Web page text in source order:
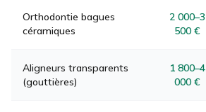
Orthodontie bagues
céramiques
2 000–3
500 €
Aligneurs transparents
(gouttières)
1 800–4
000 €